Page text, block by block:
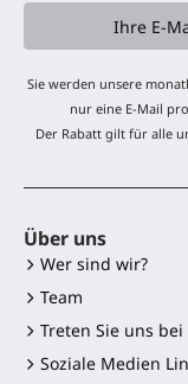
Sie werden unsere
nur eine E-Mail
Der Rabatt gilt für alle
Über uns
Wer sind wir?
Team
Treten Sie uns bei
Soziale Medien